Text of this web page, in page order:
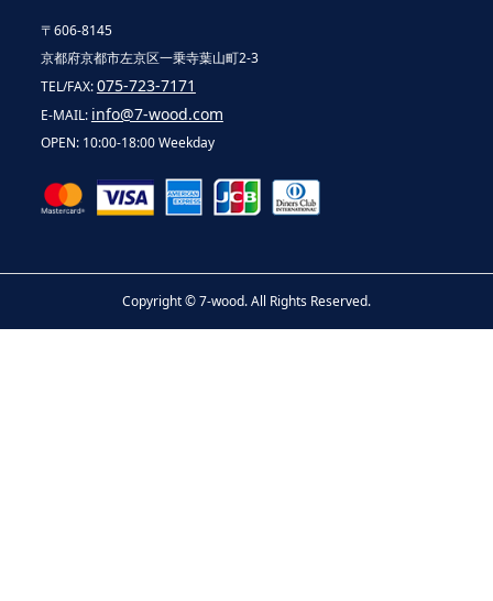
〒606-8145
京都府京都市左京区一乗寺葉山町2-3
TEL/FAX:075-723-7171
E-MAIL: info@7-wood.com
OPEN: 10:00-18:00 Weekday
Copyright ©7-wood. All Rights Reserved.